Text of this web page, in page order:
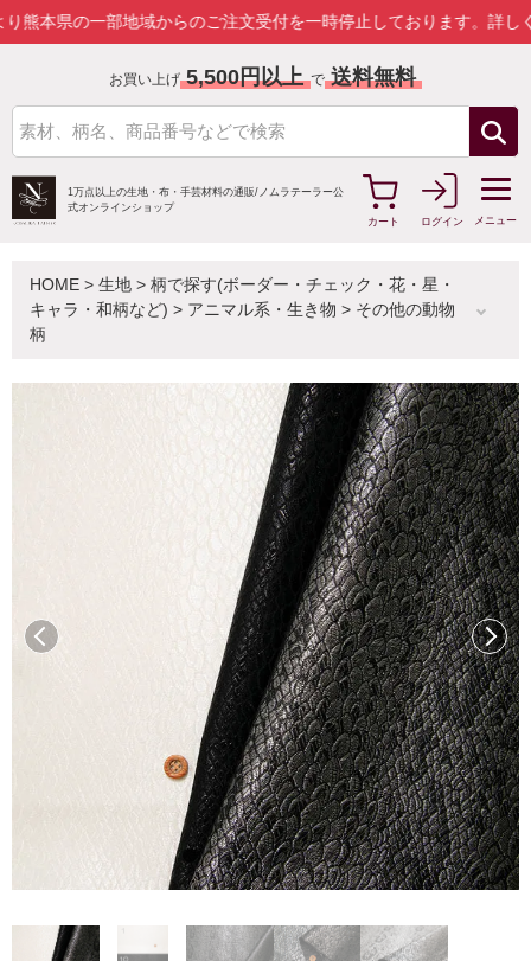
一部地域からのご注文受付を一時停止しております。詳しくはこちら
お買い上げ 5,500円以上 で 送料無料
1万点以上の生地・布・手芸材料の通販/ ノムラテーラー公
式オンラインショップ
カート
ログイン メニュー
HOME > 生地 > 柄で探す(ボーダー・チェック・花・星・
キャラ・和柄など) > アニマル系・生き物 > その他の動物
柄
前へ 次へ